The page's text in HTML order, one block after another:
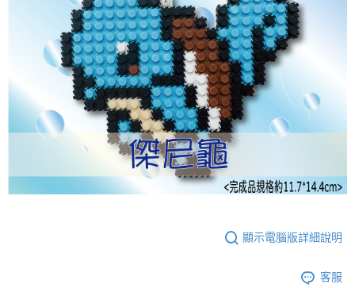
顯示電腦版詳細說明
客服